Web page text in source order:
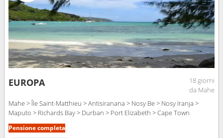
EUROPA
18 giorni
da Mahe
Mahe > Île Saint-Matthieu > Antisiranana > Nosy Be > Nosy Iranja >
Maputo > Richards Bay > Durban > Port Elizabeth > Cape Town
Pensione completa